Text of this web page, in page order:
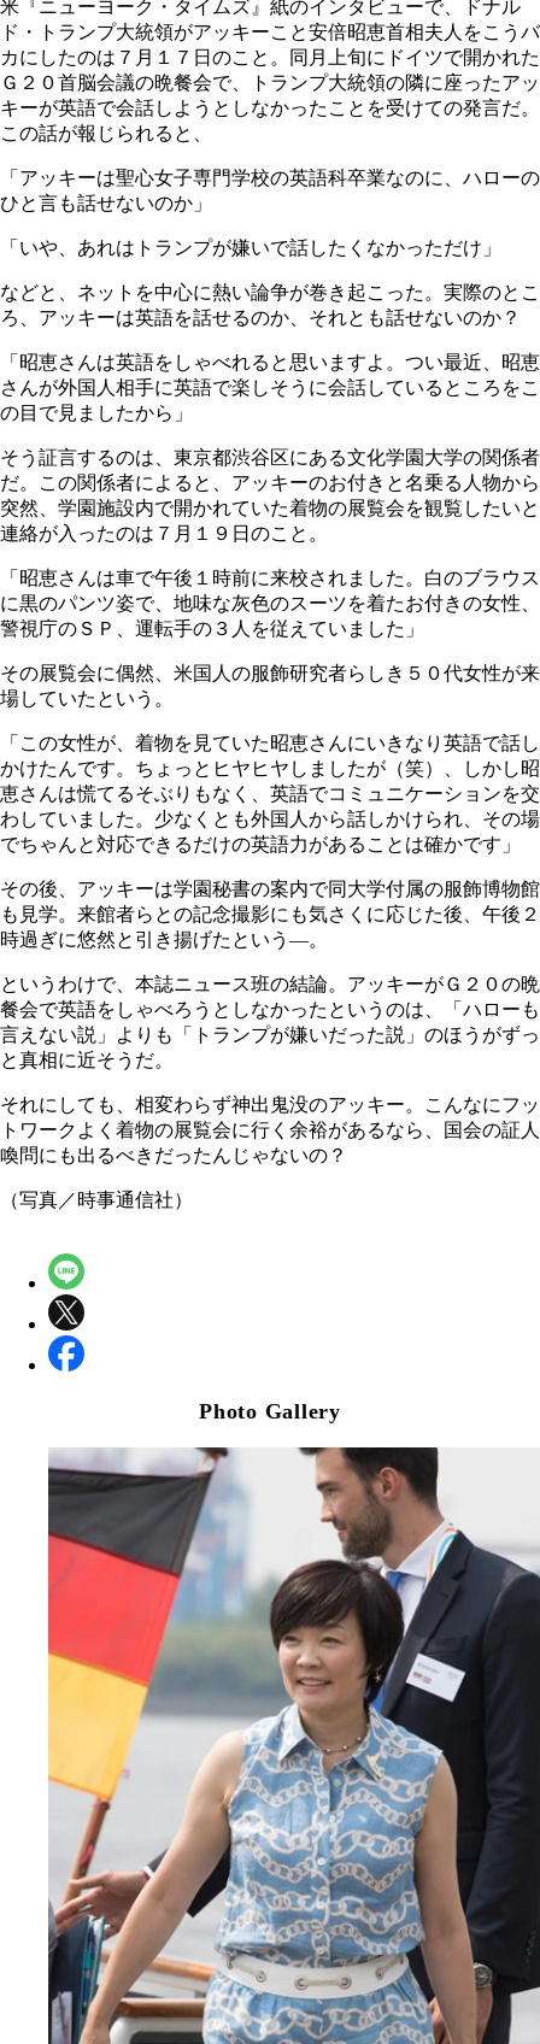
米『ニューヨーク・タイムズ』紙のインタビューで、ドナル
ド・トランプ大統領がアッキーこと安倍昭恵首相夫人をこうバ
カにしたのは７月１７日のこと。同月上旬にドイツで開かれた
Ｇ２０首脳会議の晩餐会で、トランプ大統領の隣に座ったアッ
キーが英語で会話しようとしなかったことを受けての発言だ。
この話が報じられると、
「アッキーは聖心女子専門学校の英語科卒業なのに、ハローの
ひと言も話せないのか」
「いや、あれはトランプが嫌いで話したくなかっただけ」
などと、ネットを中心に熱い論争が巻き起こった。実際のとこ
ろ、アッキーは英語を話せるのか、それとも話せないのか？
「昭恵さんは英語をしゃべれると思いますよ。つい最近、昭恵
さんが外国人相手に英語で楽しそうに会話しているところをこ
の目で見ましたから」
そう証言するのは、東京都渋谷区にある文化学園大学の関係者
だ。この関係者によると、アッキーのお付きと名乗る人物から
突然、学園施設内で開かれていた着物の展覧会を観覧したいと
連絡が入ったのは７月１９日のこと。
「昭恵さんは車で午後１時前に来校されました。白のブラウス
に黒のパンツ姿で、地味な灰色のスーツを着たお付きの女性、
警視庁のＳＰ、運転手の３人を従えていました」
その展覧会に偶然、米国人の服飾研究者らしき５０代女性が来
場していたという。
「この女性が、着物を見ていた昭恵さんにいきなり英語で話し
かけたんです。ちょっとヒヤヒヤしましたが（笑）、しかし昭
恵さんは慌てるそぶりもなく、英語でコミュニケーションを交
わしていました。少なくとも外国人から話しかけられ、その場
でちゃんと対応できるだけの英語力があることは確かです」
その後、アッキーは学園秘書の案内で同大学付属の服飾博物館
も見学。来館者らとの記念撮影にも気さくに応じた後、午後２
時過ぎに悠然と引き揚げたという―。
というわけで、本誌ニュース班の結論。アッキーがＧ２０の晩
餐会で英語をしゃべろうとしなかったというのは、「ハローも
言えない説」よりも「トランプが嫌いだった説」のほうがずっ
と真相に近そうだ。
それにしても、相変わらず神出鬼没のアッキー。こんなにフッ
トワークよく着物の展覧会に行く余裕があるなら、国会の証人
喚問にも出るべきだったんじゃないの？
（写真／時事通信社）
Photo Gallery